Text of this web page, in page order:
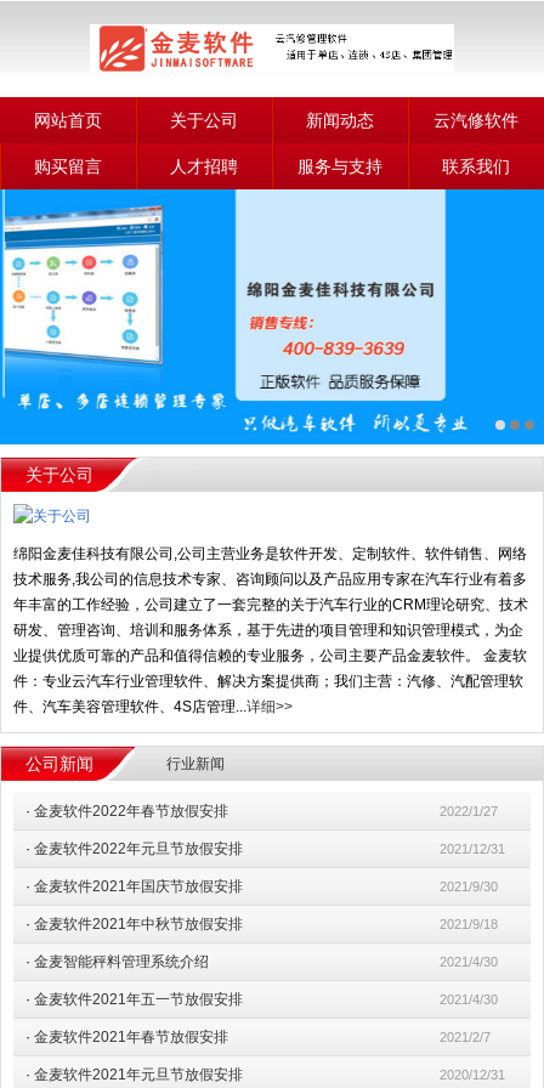
网站首页 关于公司 新闻动态 云汽修软件
购买留言 人才招聘 服务与支持 联系我们
关于公司
绵阳金麦佳科技有限公司,公司主营业务是软件开发、定制软件、软件销售、网络
技术服务,我公司的信息技术专家、咨询顾问以及产品应用专家在汽车行业有着多
年丰富的工作经验，公司建立了一套完整的关于汽车行业的CRM理论研究、技术
研发、管理咨询、培训和服务体系，基于先进的项目管理和知识管理模式，为企
业提供优质可靠的产品和值得信赖的专业服务，公司主要产品金麦软件。 金麦软
件：专业云汽车行业管理软件、解决方案提供商；我们主营：汽修、汽配管理软
件、汽车美容管理软件、4S店管理...详细>>
公司新闻 行业新闻
· 金麦软件2022年春节放假安排 2022/1/27
· 金麦软件2022年元旦节放假安排 2021/12/31
· 金麦软件2021年国庆节放假安排 2021/9/30
· 金麦软件2021年中秋节放假安排 2021/9/18
· 金麦智能秤料管理系统介绍 2021/4/30
· 金麦软件2021年五一节放假安排 2021/4/30
· 金麦软件2021年春节放假安排 2021/2/7
· 金麦软件2021年元旦节放假安排 2020/12/31